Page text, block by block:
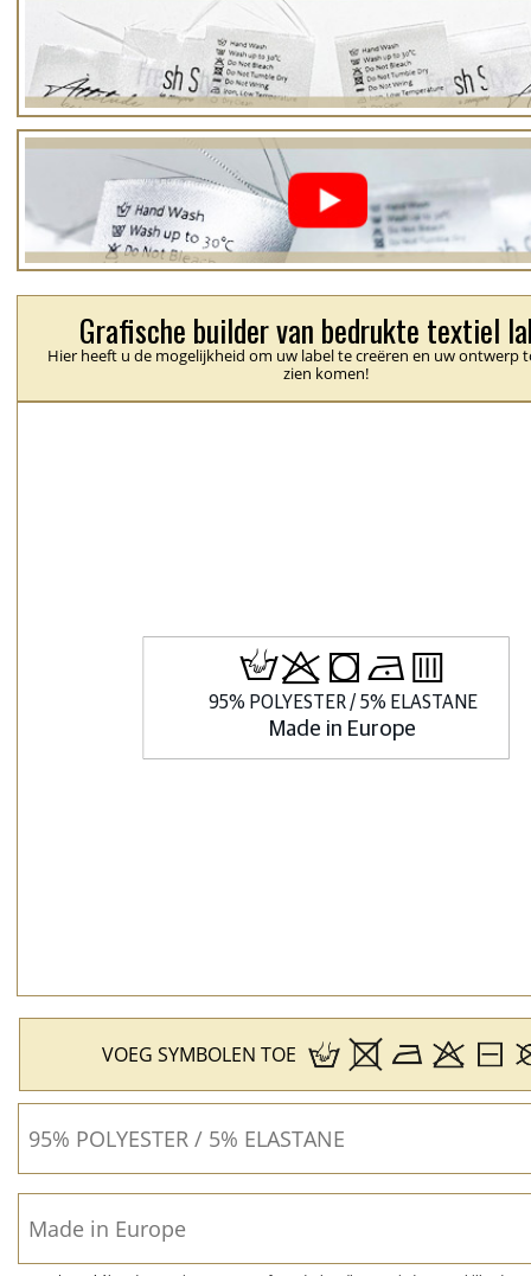
Grafische builder van bedrukte textiel
Hier heeft u de mogelijkheid om uw label te creëren en uw ontwerp
zien komen!
Hp j N b
VOEG SYMBOLEN TOE